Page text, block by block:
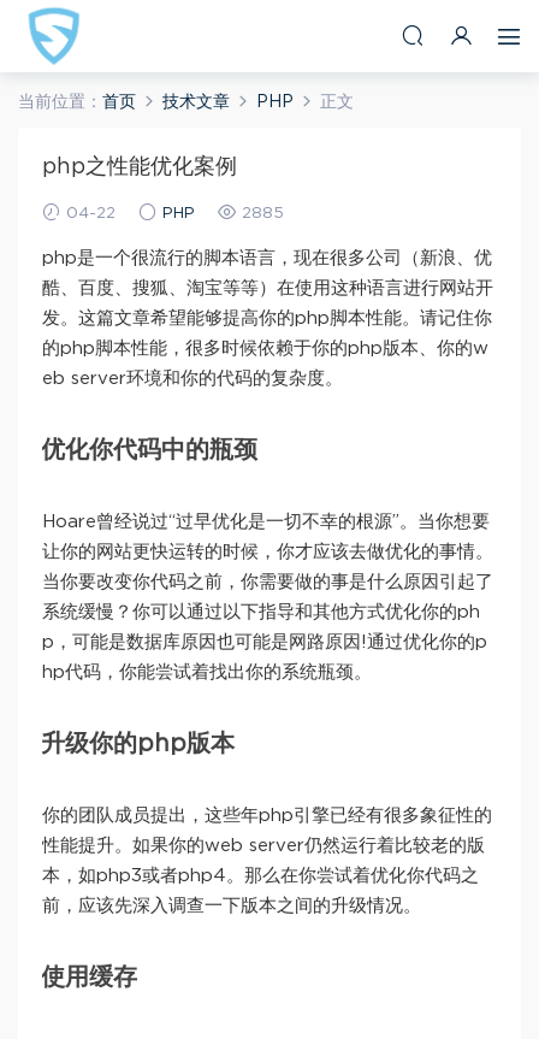
当前位置： 首页 技术文章 PHP 正文
php之性能优化案例
04-22 PHP 2885
php是一个很流行的脚本语言，现在很多公司（新浪、优
酷、百度、搜狐、淘宝等等）在使用这种语言进行网站开
发。这篇文章希望能够提高你的php脚本性能。请记住你
的php脚本性能，很多时候依赖于你的php版本、你的w
eb server环境和你的代码的复杂度。
优化你代码中的瓶颈
Hoare曾经说过“过早优化是一切不幸的根源”。当你想要
让你的网站更快运转的时候，你才应该去做优化的事情。
当你要改变你代码之前，你需要做的事是什么原因引起了
系统缓慢？你可以通过以下指导和其他方式优化你的ph
p，可能是数据库原因也可能是网路原因!通过优化你的p
hp代码，你能尝试着找出你的系统瓶颈。
升级你的php版本
你的团队成员提出，这些年php引擎已经有很多象征性的
性能提升。如果你的web server仍然运行着比较老的版
本，如php3或者php4。那么在你尝试着优化你代码之
前，应该先深入调查一下版本之间的升级情况。
使用缓存